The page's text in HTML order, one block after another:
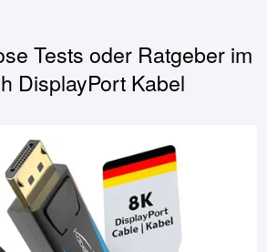
Tests oder Ratgeber im
DisplayPort Kabel